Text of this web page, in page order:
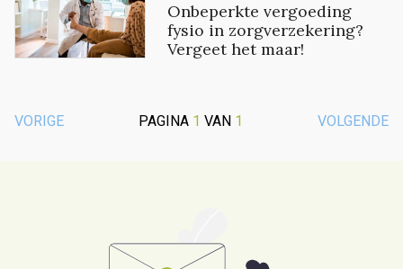
Onbeperkte vergoeding
fysio in zorgverzekering?
Vergeet het maar!
VORIGE PAGINA 1 VAN 1 VOLGENDE